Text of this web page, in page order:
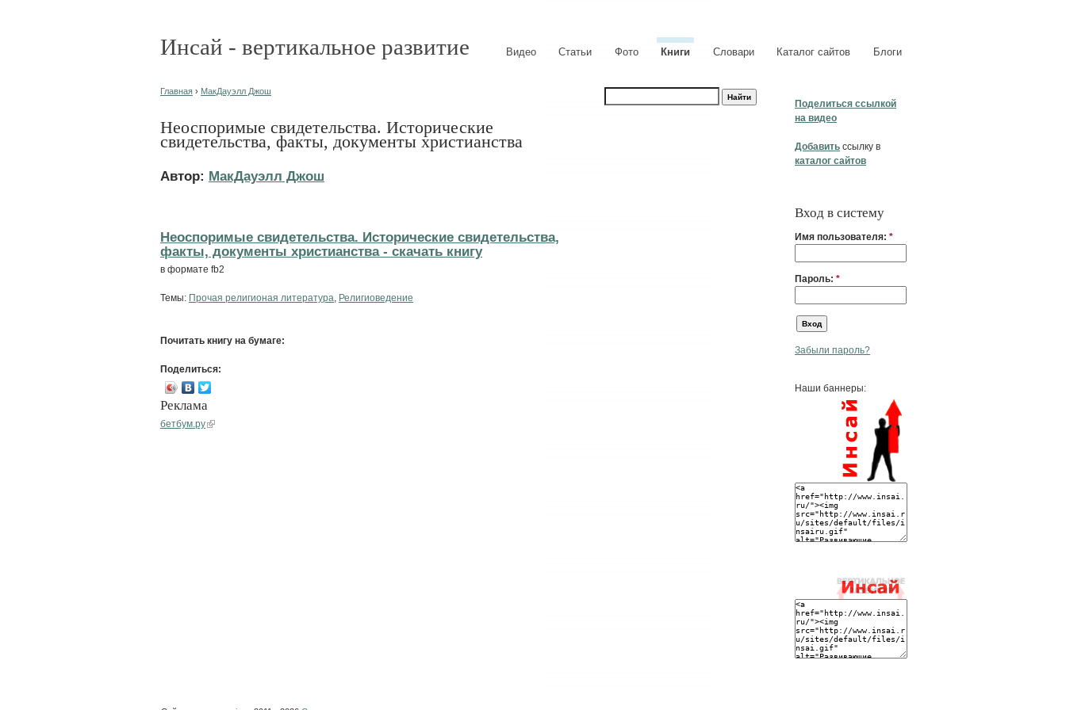
Инсай - вертикальное развитие Видео Статьи Фото Книги Словари Каталог сайтов Блоги
Поделиться ссылкой
на видео
Добавить ссылку в
каталог сайтов
Вход в систему
Имя пользователя: *
Пароль: *
Забыли пароль?
Наши баннеры:
Главная › МакДауэлл Джош
Неоспоримые свидетельства. Исторические
свидетельства, факты, документы христианства
Автор: МакДауэлл Джош
Неоспоримые свидетельства. Исторические свидетельства,
факты, документы христианства - cкачать книгу
в формате fb2
Темы: Прочая религионая литература Религиоведение
Почитать книгу на бумаге:
Поделиться:
Реклама
бетбум.ру